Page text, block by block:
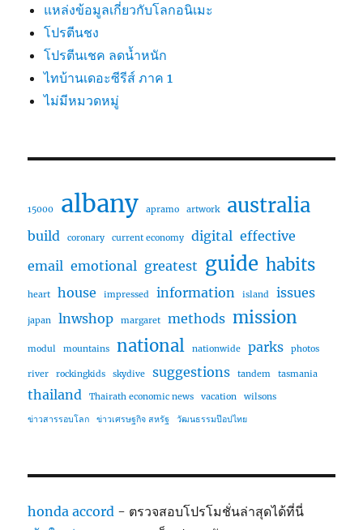
แหล่งข้อมูลเกี่ยวกับโลกอนิเมะ
โปรตีนชง
โปรตีนเชค ลดน้ำหนัก
ไทบ้านเดอะซีรีส์ ภาค 1
ไม่มีหมวดหมู่
15000 albany apramo artwork australia
build coronary current economy digital effective
email emotional greatest guide habits
heart house impressed information island issues
japan lnwshop margaret methods mission
modul mountains national nationwide parks photos
river rockingkids skydive suggestions tandem tasmania
thailand Thairath economic news vacation wilsons
ข่าวสารรอบโลก ข่าวเศรษฐกิจ สหรัฐ วัฒนธรรมป๊อปไทย
honda accord - ตรวจสอบโปรโมชั่นล่าสุดได้ที่นี่